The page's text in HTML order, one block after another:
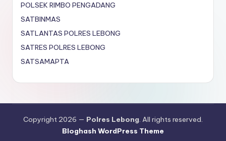
POLSEK RIMBO PENGADANG
SATBINMAS
SATLANTAS POLRES LEBONG
SATRES POLRES LEBONG
SATSAMAPTA
Copyright 2026 — Polres Lebong. All rights reserved.
Bloghash WordPress Theme